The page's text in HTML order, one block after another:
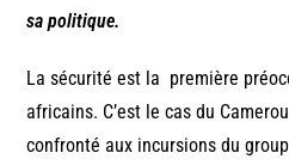
sa politique.
La sécurité est la première
africains. C’est le cas du
confronté aux incursions du